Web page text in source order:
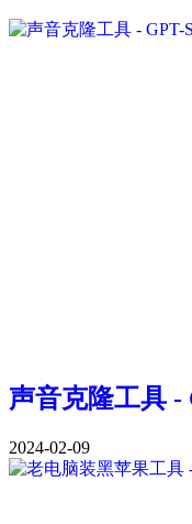
声音克隆工具 -
2024-02-09